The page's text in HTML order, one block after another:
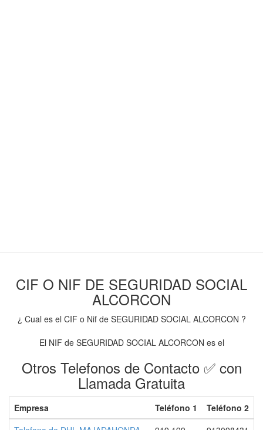
CIF O NIF DE SEGURIDAD SOCIAL
ALCORCON
¿ Cual es el CIF o Nif de SEGURIDAD SOCIAL ALCORCON ?
El NIF de SEGURIDAD SOCIAL ALCORCON es el
Otros Telefonos de Contacto ✅ con
Llamada Gratuita
Empresa Teléfono 1
Teléfono 2